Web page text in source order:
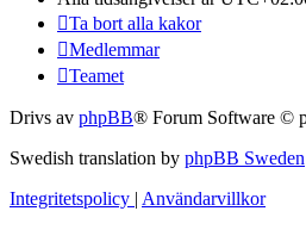
Ta bort alla kakor
Medlemmar
Teamet
Drivs av phpBB® Forum Software ©
Swedish translation by phpBB Sweden
Integritetspolicy | Användarvillkor